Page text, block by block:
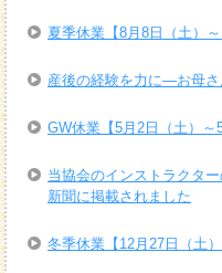
夏季休業【8月8日（土）
産後の経験を力に―お母
GW休業【5月2日（土）
当協会のインストラクタ
新聞に掲載されました
冬季休業【12月27日（土